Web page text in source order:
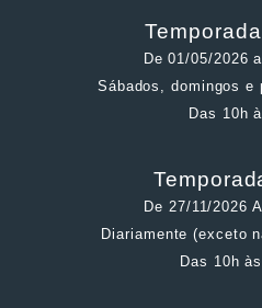
De 01/05/2026
Sábados, domingos e
Das 10h
De 27/11/2026
Diariamente (exceto
Das 10h